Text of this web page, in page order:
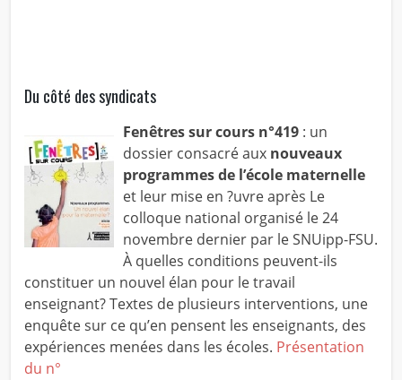
Du côté des syndicats
Fenêtres sur cours n°419 : un
dossier consacré aux nouveaux
programmes de l’école maternelle
et leur mise en ?uvre après Le
colloque national organisé le 24
novembre dernier par le SNUipp-FSU.
À quelles conditions peuvent-ils
constituer un nouvel élan pour le travail
enseignant? Textes de plusieurs interventions, une
enquête sur ce qu’en pensent les enseignants, des
expériences menées dans les écoles. Présentation
du n°